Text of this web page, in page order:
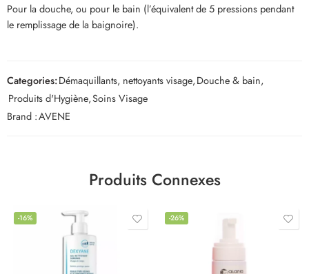
Pour la douche, ou pour le bain (l’équivalent de 5 pressions pendant
le remplissage de la baignoire).
Categories:Démaquillants, nettoyants visage,Douche & bain,
Produits d'Hygiène,Soins Visage
Brand :AVENE
Produits Connexes
-16% -26%